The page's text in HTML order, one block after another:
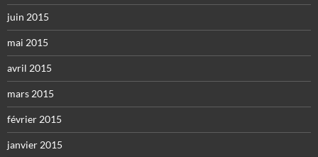
juin 2015
mai 2015
avril 2015
mars 2015
février 2015
janvier 2015